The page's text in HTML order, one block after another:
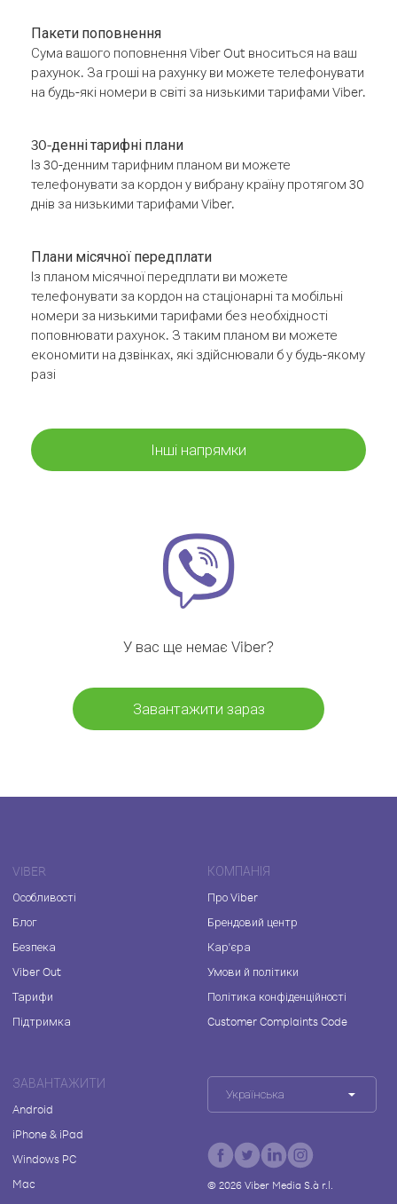
Пакети поповнення
Сума вашого поповнення Viber Out вноситься на ваш
рахунок. За гроші на рахунку ви можете телефонувати
на будь-які номери в світі за низькими тарифами Viber.
30-денні тарифні плани
Із 30-денним тарифним планом ви можете
телефонувати за кордон у вибрану країну протягом 30
днів за низькими тарифами Viber.
Плани місячної передплати
Із планом місячної передплати ви можете
телефонувати за кордон на стаціонарні та мобільні
номери за низькими тарифами без необхідності
поповнювати рахунок. З таким планом ви можете
економити на дзвінках, які здійснювали б у будь-якому
разі
Інші напрямки
У вас ще немає Viber?
Завантажити зараз
VIBER
Особливості
Блог
Безпека
Viber Out
Тарифи
Підтримка
КОМПАНІЯ
Про Viber
Брендовий центр
Кар'єра
Умови й політики
Політика конфіденційності
Customer Complaints Code
ЗАВАНТАЖИТИ
Android
iPhone & iPad
Windows PC
Mac
Українська
© 2026Viber Media S.à r.l.